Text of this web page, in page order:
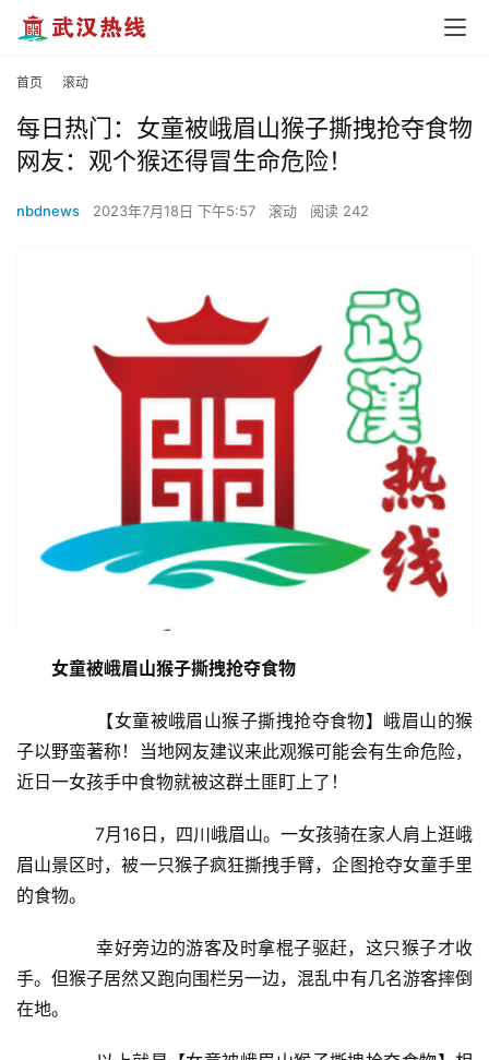
首页 滚动
每日热门：女童被峨眉山猴子撕拽抢夺食物
网友：观个猴还得冒生命危险！
nbdnews 2023年7月18日 下午5:57 滚动 阅读 242
女童被峨眉山猴子撕拽抢夺食物
子以野蛮著称！当地网友建议来此观猴可能会有生命危险，
近日一女孩手中食物就被这群土匪盯上了！
眉山景区时，被一只猴子疯狂撕拽手臂，企图抢夺女童手里
的食物。
手。但猴子居然又跑向围栏另一边，混乱中有几名游客摔倒
在地。